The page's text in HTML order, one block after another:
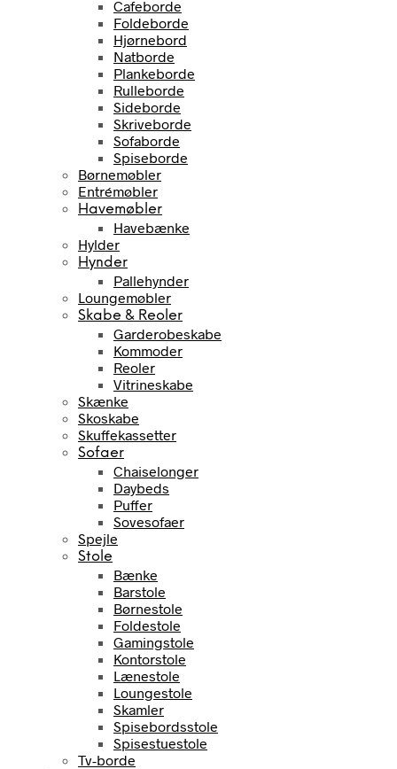
Cafeborde
Foldeborde
Hjørnebord
Natborde
Plankeborde
Rulleborde
Sideborde
Skriveborde
Sofaborde
Spiseborde
Børnemøbler
Entrémøbler
Havemøbler
Havebænke
Hylder
Hynder
Pallehynder
Loungemøbler
Skabe & Reoler
Garderobeskabe
Kommoder
Reoler
Vitrineskabe
Skænke
Skoskabe
Skuffekassetter
Sofaer
Chaiselonger
Daybeds
Puffer
Sovesofaer
Spejle
Stole
Bænke
Barstole
Børnestole
Foldestole
Gamingstole
Kontorstole
Lænestole
Loungestole
Skamler
Spisebordsstole
Spisestuestole
Tv-borde